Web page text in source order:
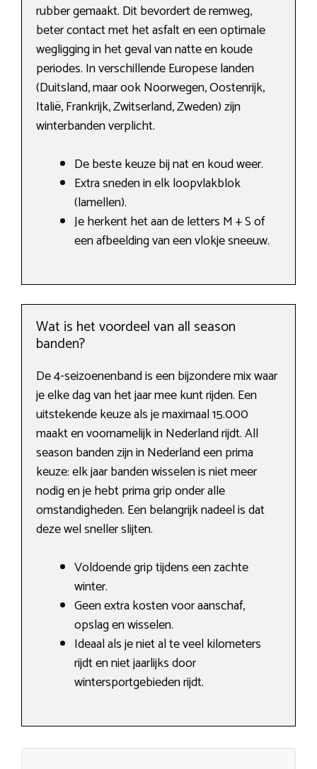
rubber gemaakt. Dit bevordert de remweg,
beter contact met het asfalt en een optimale
wegligging in het geval van natte en koude
periodes. In verschillende Europese landen
(Duitsland, maar ook Noorwegen, Oostenrijk,
Italië, Frankrijk, Zwitserland, Zweden) zijn
winterbanden verplicht.
De beste keuze bij nat en koud weer.
Extra sneden in elk loopvlakblok
(lamellen).
Je herkent het aan de letters M + S of
een afbeelding van een vlokje sneeuw.
Wat is het voordeel van all season
banden?
De 4-seizoenenband is een bijzondere mix waar
je elke dag van het jaar mee kunt rijden. Een
uitstekende keuze als je maximaal 15.000
maakt en voornamelijk in Nederland rijdt. All
season banden zijn in Nederland een prima
keuze: elk jaar banden wisselen is niet meer
nodig en je hebt prima grip onder alle
omstandigheden. Een belangrijk nadeel is dat
deze wel sneller slijten.
Voldoende grip tijdens een zachte
winter.
Geen extra kosten voor aanschaf,
opslag en wisselen.
Ideaal als je niet al te veel kilometers
rijdt en niet jaarlijks door
wintersportgebieden rijdt.